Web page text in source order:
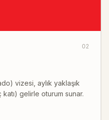
02
vizesi, aylık yaklaşık
gelirle oturum sunar.